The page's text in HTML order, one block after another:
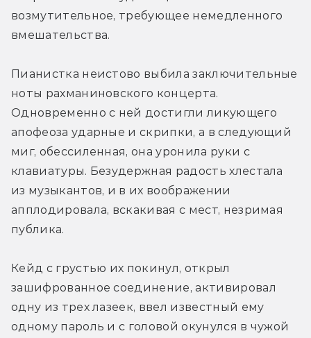
возмутительное, требующее немедленного
вмешательства.
Пианистка неистово выбила заключительные
ноты рахманиновского концерта.
Одновременно с ней достигли ликующего
апофеоза ударные и скрипки, а в следующий
миг, обессиленная, она уронила руки с
клавиатуры. Безудержная радость хлестала
из музыкантов, и в их воображении
апплодировала, вскакивая с мест, незримая
публика.
Кейд с грустью их покинул, открыл
зашифрованное соединение, активировал
одну из трех лазеек, ввел известный ему
одному пароль и с головой окунулся в чужой